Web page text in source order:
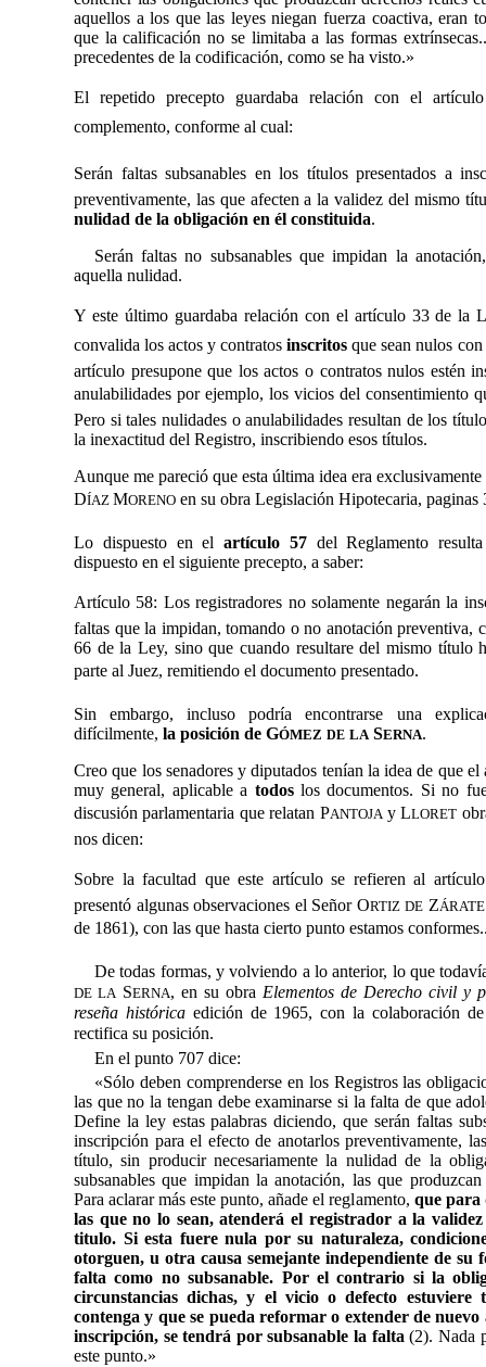
aquellos a los que las leyes niegan fuerza coactiva, eran
que la calificación no se limitaba a las formas
precedentes de la codificación, como se ha visto.»
El repetido precepto guardaba relación con el
complemento, conforme al cual:
Serán faltas subsanables en los títulos presentados a
preventivamente, las que afecten a la validez del mismo
nulidad de la obligación en él constituida.
Serán faltas no subsanables que impidan la
aquella nulidad.
Y este último guardaba relación con el artículo 33 de la
convalida los actos y contratosinscritos que sean nulos con
artículo presupone que los actos o contratos nulos estén
anulabilidades por ejemplo, los vicios del consentimiento
Pero si tales nulidades o anulabilidades resultan de los
la inexactitud del Registro, inscribiendo esos títulos.
Aunque me pareció que esta última idea era
DÍAZ MORENO en su obra Legislación Hipotecaria, paginas
Lo dispuesto en elartículo 57del Reglamento
dispuesto en el siguiente precepto, a saber:
Artículo 58: Los registradores no solamente negarán la
faltas que la impidan, tomando o no anotación preventiva,
66 de la Ley, sino que cuando resultare del mismo título
parte al Juez, remitiendo el documento presentado.
Sin embargo, incluso podría encontrarse una
difícilmente, la posición de GÓMEZ DE LA SERNA.
Creo que los senadores y diputados tenían la idea de que
muy general, aplicable a todoslos documentos. Si no
discusión parlamentaria que relatan PANTOJA y LLORET
nos dicen:
Sobre la facultad que este artículo se refieren al
presentó algunas observaciones el Señor ORTIZ DE ZÁRATE
de 1861), con las que hasta cierto punto estamos
De todas formas, y volviendo a lo anterior, lo que
DE LA SERNA, en su obra  Elementos de Derecho civil y
reseña histórica edición de 1965, con la colaboración
rectifica su posición.
En el punto 707 dice:
«Sólo deben comprenderse en los Registros las
las que no la tengan debe examinarse si la falta de que
Define la ley estas palabras diciendo, que serán faltas
inscripción para el efecto de anotarlos preventivamente,
título, sin producir necesariamente la nulidad de la
subsanables que impidan la anotación, las que
Para aclarar más este punto, añade el reglamento, que para
las que no lo sean, atenderá el registrador a la
titulo. Si esta fuere nula por su naturaleza,
otorguen, u otra causa semejante independiente de su
falta como no subsanable. Por el contrario si la
circunstancias dichas, y el vicio o defecto
contenga y que se pueda reformar o extender de
inscripción, se tendrá por subsanable la falta (2). Nada
este punto.»